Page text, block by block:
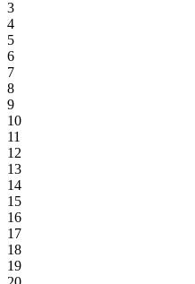
3
4
5
6
7
8
9
10
11
12
13
14
15
16
17
18
19